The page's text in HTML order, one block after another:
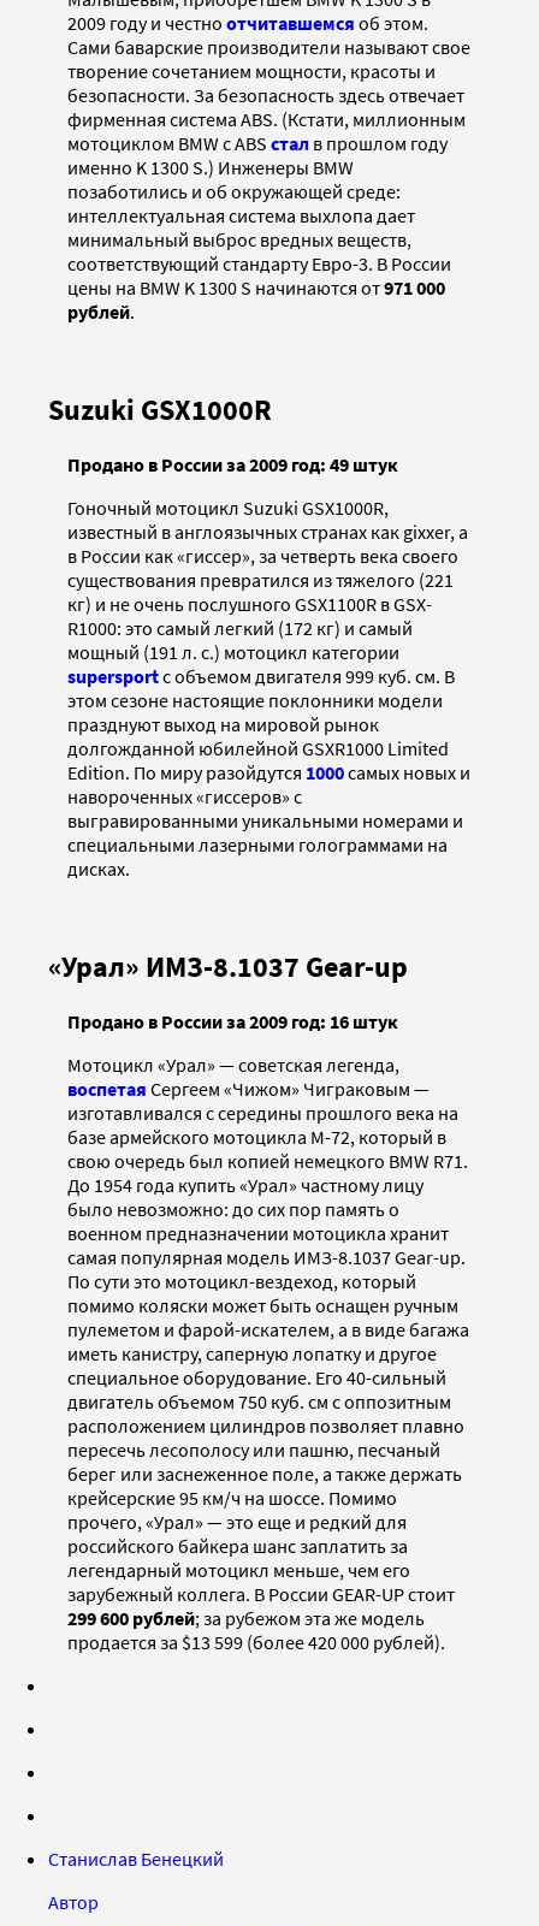
2009 году и честно отчитавшемся об этом.
Сами баварские производители называют свое
творение сочетанием мощности, красоты и
безопасности. За безопасность здесь отвечает
фирменная система ABS. (Кстати, миллионным
мотоциклом BMW с ABS стал в прошлом году
именно K 1300 S.) Инженеры BMW
позаботились и об окружающей среде:
интеллектуальная система выхлопа дает
минимальный выброс вредных веществ,
соответствующий стандарту Евро-3. В России
цены на BMW K 1300 S начинаются от971 000
рублей.
Suzuki GSX1000R
Продано в России за 2009 год: 49 штук
Гоночный мотоцикл Suzuki GSX1000R,
известный в англоязычных странах как gixxer, а
в России как «гиссер», за четверть века своего
существования превратился из тяжелого (221
кг) и не очень послушного GSX1100R в GSX-
R1000: это самый легкий (172 кг) и самый
мощный (191 л. с.) мотоцикл категории
supersportс объемом двигателя 999 куб. см. В
этом сезоне настоящие поклонники модели
празднуют выход на мировой рынок
долгожданной юбилейной GSXR1000 Limited
Edition. По миру разойдутся 1000самых новых и
навороченных «гиссеров» с
выгравированными уникальными номерами и
специальными лазерными голограммами на
дисках.
«Урал» ИМЗ-8.1037 Gear-up
Продано в России за 2009 год: 16 штук
Мотоцикл «Урал» — советская легенда,
воспетая Сергеем «Чижом» Чиграковым —
изготавливался с середины прошлого века на
базе армейского мотоцикла М-72, который в
свою очередь был копией немецкого BMW R71.
До 1954 года купить «Урал» частному лицу
было невозможно: до сих пор память о
военном предназначении мотоцикла хранит
самая популярная модель ИМЗ-8.1037 Gear-up.
По сути это мотоцикл-вездеход, который
помимо коляски может быть оснащен ручным
пулеметом и фарой-искателем, а в виде багажа
иметь канистру, саперную лопатку и другое
специальное оборудование. Его 40-сильный
двигатель объемом 750 куб. см с оппозитным
расположением цилиндров позволяет плавно
пересечь лесополосу или пашню, песчаный
берег или заснеженное поле, а также держать
крейсерские 95 км/ч на шоссе. Помимо
прочего, «Урал» — это еще и редкий для
российского байкера шанс заплатить за
легендарный мотоцикл меньше, чем его
зарубежный коллега. В России GEAR-UP стоит
299 600 рублей; за рубежом эта же модель
продается за $13 599 (более 420 000 рублей).
Станислав Бенецкий
Автор